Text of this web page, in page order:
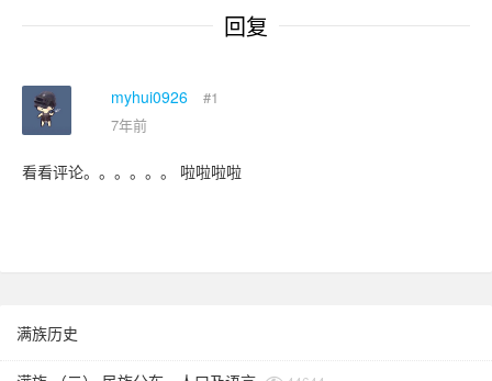
回复
myhui0926
#1
7年前
看看评论。。。。。。 啦啦啦啦
满族历史